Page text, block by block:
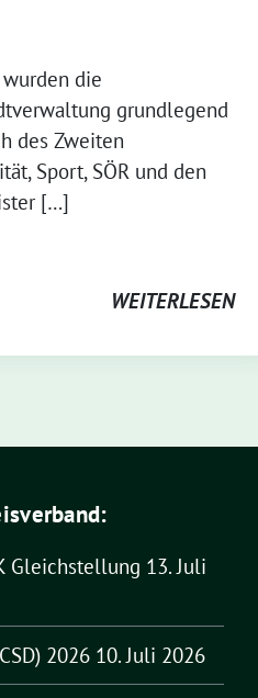
die
grundlegend
des Zweiten
Sport, SÖR und den
[…]
WEITERLESEN
Gleichstellung 13. Juli
2026 10. Juli 2026